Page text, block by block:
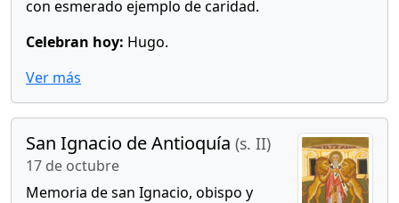
con esmerado ejemplo de caridad.
Celebran hoy: Hugo.
Ver más
San Ignacio de Antioquía (s. II)
17 de octubre
Memoria de san Ignacio, obispo y